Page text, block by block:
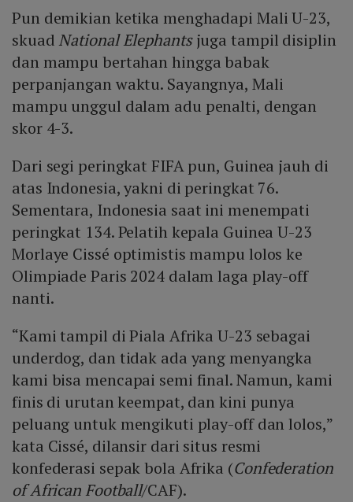
Pun demikian ketika menghadapi Mali U-23,
skuad National Elephantsjuga tampil disiplin
dan mampu bertahan hingga babak
perpanjangan waktu. Sayangnya, Mali
mampu unggul dalam adu penalti, dengan
skor 4-3.
Dari segi peringkat FIFA pun, Guinea jauh di
atas Indonesia, yakni di peringkat 76.
Sementara, Indonesia saat ini menempati
peringkat 134. Pelatih kepala Guinea U-23
Morlaye Cissé optimistis mampu lolos ke
Olimpiade Paris 2024 dalam laga play-off
nanti.
“Kami tampil di Piala Afrika U-23 sebagai
underdog, dan tidak ada yang menyangka
kami bisa mencapai semi final. Namun, kami
finis di urutan keempat, dan kini punya
peluang untuk mengikuti play-off dan lolos,”
kata Cissé, dilansir dari situs resmi
konfederasi sepak bola Afrika (Confederation
of African Football/CAF).